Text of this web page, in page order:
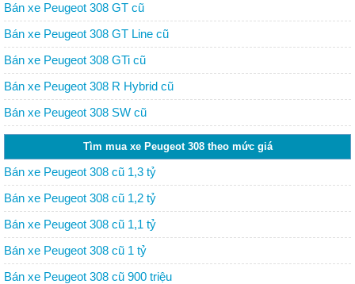
Bán xe Peugeot 308 GT cũ
Bán xe Peugeot 308 GT Line cũ
Bán xe Peugeot 308 GTi cũ
Bán xe Peugeot 308 R Hybrid cũ
Bán xe Peugeot 308 SW cũ
Tìm mua xe Peugeot 308 theo mức giá
Bán xe Peugeot 308 cũ 1,3 tỷ
Bán xe Peugeot 308 cũ 1,2 tỷ
Bán xe Peugeot 308 cũ 1,1 tỷ
Bán xe Peugeot 308 cũ 1 tỷ
Bán xe Peugeot 308 cũ 900 triệu